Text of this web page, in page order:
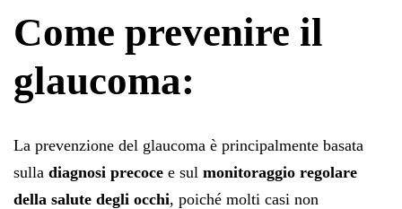
Come prevenire il
glaucoma:
La prevenzione del glaucoma è principalmente basata
sulla diagnosi precoce e sul monitoraggio regolare
della salute degli occhi, poiché molti casi non